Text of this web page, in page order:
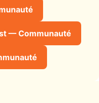
— Communauté